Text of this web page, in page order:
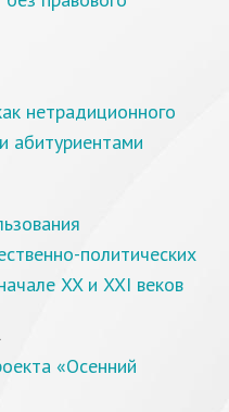
нетрадиционного
абитуриентами
политических
XX и XXI веков
«Осенний